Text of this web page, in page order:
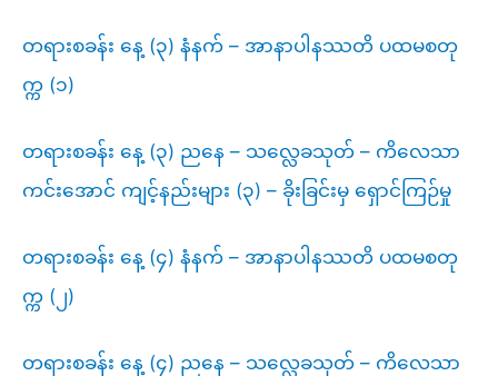
တရားစခန်း နေ့ (၃) နံနက် – အာနာပါနဿတိ ပထမစတု
က္က (၁)
တရားစခန်း နေ့ (၃) ညနေ – သလ္လေခသုတ် – ကိလေသာ
ကင်းအောင် ကျင့်နည်းများ (၃) – ခိုးခြင်းမှ ရှောင်ကြဉ်မှု
တရားစခန်း နေ့ (၄) နံနက် – အာနာပါနဿတိ ပထမစတု
က္က (၂)
တရားစခန်း နေ့ (၄) ညနေ – သလ္လေခသုတ် – ကိလေသာ